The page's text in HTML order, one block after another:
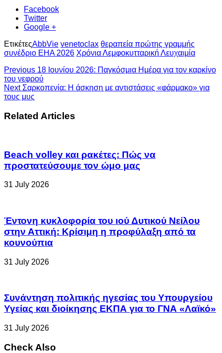
Facebook
Twitter
Google +
ΕτικέτεςAbbVie venetoclax θεραπεία πρώτης γραμμής
συνέδριο EHA 2026 Χρόνια Λεμφοκυτταρική Λευχαιμία
Previous 18 Ιουνίου 2026: Παγκόσμια Ημέρα για τον καρκίνο
του νεφρού
NextΣαρκοπενία: Η άσκηση με αντιστάσεις «φάρμακο» για
τους μυς
Related Articles
Beach volley και ρακέτες: Πώς να
προστατεύσουμε τον ώμο μας
31 July 2026
Έντονη κυκλοφορία του ιού Δυτικού Νείλου
στην Αττική: Κρίσιμη η προφύλαξη από τα
κουνούπια
31 July 2026
Συνάντηση πολιτικής ηγεσίας του Υπουργείου
Υγείας και διοίκησης ΕΚΠΑ για το ΓΝΑ «Λαϊκό»
31 July 2026
Check Also